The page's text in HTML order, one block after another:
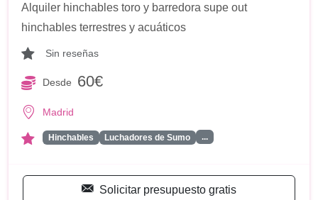
Alquiler hinchables toro y barredora supe out
hinchables terrestres y acuáticos
Sin reseñas
Desde 60€
Madrid
Hinchables Luchadores de Sumo ...
Solicitar presupuesto gratis